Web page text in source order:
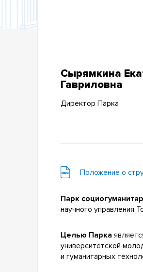
Сырямкина
Гавриловна
Директор Парка
Положение о
Парк
научного управления
Целью Парка
университетской
и гуманитарных